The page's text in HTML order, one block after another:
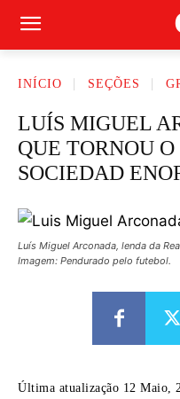
INÍCIO SEÇÕES
LUÍS MIGUEL
QUE TORNOU
SOCIEDAD
Luís Miguel Arconada, lenda da
Imagem: Pendurado pelo futebol.
Última atualização 12 Maio,